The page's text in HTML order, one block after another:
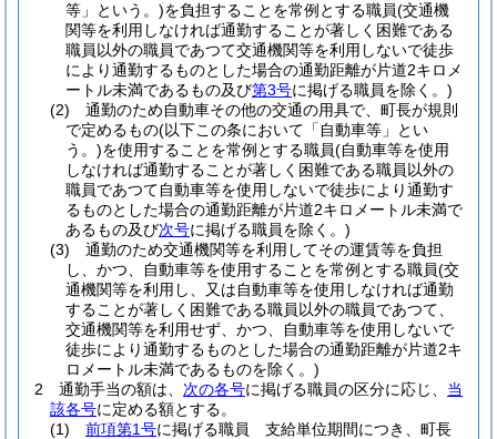
等」という。)を負担することを常例とする職員(交通機
関等を利用しなければ通勤することが著しく困難である
職員以外の職員であつて交通機関等を利用しないで徒歩
により通勤するものとした場合の通勤距離が片道2キロメ
ートル未満であるもの及び第3号に掲げる職員を除く。)
(2)
通勤のため自動車その他の交通の用具で、町長が規則
で定めるもの(以下この条において「自動車等」とい
う。)を使用することを常例とする職員(自動車等を使用
しなければ通勤することが著しく困難である職員以外の
職員であつて自動車等を使用しないで徒歩により通勤す
るものとした場合の通勤距離が片道2キロメートル未満で
あるもの及び次号に掲げる職員を除く。)
(3)
通勤のため交通機関等を利用してその運賃等を負担
し、かつ、自動車等を使用することを常例とする職員(交
通機関等を利用し、又は自動車等を使用しなければ通勤
することが著しく困難である職員以外の職員であつて、
交通機関等を利用せず、かつ、自動車等を使用しないで
徒歩により通勤するものとした場合の通勤距離が片道2キ
ロメートル未満であるものを除く。)
2
通勤手当の額は、 次の各号に掲げる職員の区分に応じ、 当
該各号に定める額とする。
(1)
前項第1号に掲げる職員 支給単位期間につき、町長